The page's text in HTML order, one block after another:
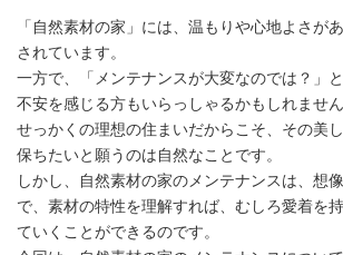
「自然素材の家」には、温もりや心地よさが
されています。
一方で、「メンテナンスが大変なのでは？」
不安を感じる方もいらっしゃるかもしれません
せっかくの理想の住まいだからこそ、その美
保ちたいと願うのは自然なことです。
しかし、自然素材の家のメンテナンスは、想
で、素材の特性を理解すれば、むしろ愛着を
ていくことができるのです。